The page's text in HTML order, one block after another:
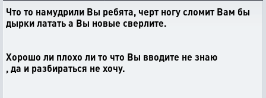
Что то намудрили Вы ребята, черт ногу сломит Вам бы
дырки латать а Вы новые сверлите.
Хорошо ли плохо ли то что Вы вводите не знаю
, да и разбираться не хочу.